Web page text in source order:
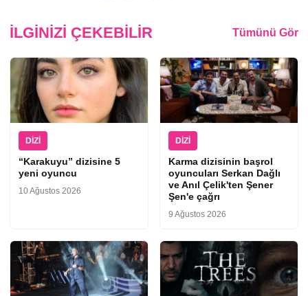
İLGINIZI ÇEKEBILIR Tümünü Gör
DIZI
“Karakuyu” dizisine 5
yeni oyuncu
10 Ağustos 2026
DIZI
Karma dizisinin başrol
oyuncuları Serkan Dağlı
ve Anıl Çelik'ten Şener
Şen'e çağrı
9 Ağustos 2026